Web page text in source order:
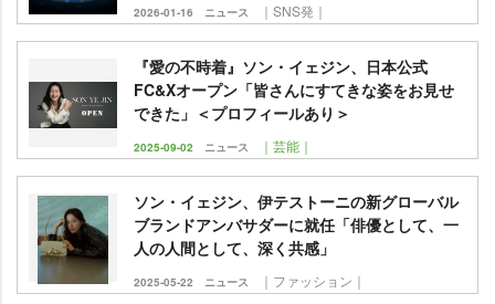
2026-01-16 ニュース ｜SNS発｜
『愛の不時着』ソン・イェジン、日本公式
FC&Xオープン「皆さんにすてきな姿をお見せ
できた」＜プロフィールあり＞
2025-09-02 ニュース ｜芸能｜
ソン・イェジン、伊テストーニの新グローバル
ブランドアンバサダーに就任「俳優として、一
人の人間として、深く共感」
2025-05-22 ニュース ｜ファッション｜